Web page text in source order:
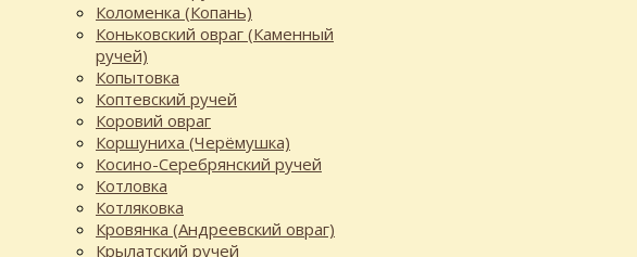
Коломенка (Копань)
Коньковский овраг (Каменный
ручей)
Копытовка
Коптевский ручей
Коровий овраг
Коршуниха (Черёмушка)
Косино-Серебрянский ручей
Котловка
Котляковка
Кровянка (Андреевский овраг)
Крылатский ручей